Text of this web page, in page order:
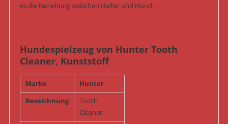
es die Beziehung zwischen Halter und Hund.
Hundespielzeug von Hunter Tooth
Cleaner, Kunststoff
Marke
Hunter
Bezeichnung
Tooth
Cleaner